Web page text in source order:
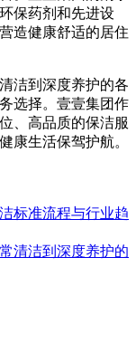
保药剂和先进设
造健康舒适的居住
洁到深度养护的各
选择。壹壹集团作
、高品质的保洁服
康生活保驾护航。
标准流程与行业趋
清洁到深度养护的